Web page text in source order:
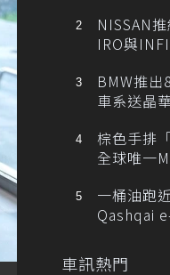
NISSAN
IRO與
BMW推
車系送晶
棕色手排
全球唯一
一桶油跑
Qashqai
車訊熱門